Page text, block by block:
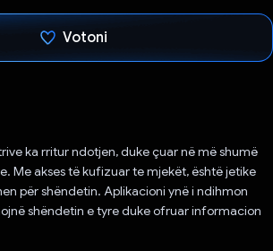
Votoni
ka rritur ndotjen, duke çuar në më shumë
Me akses të kufizuar te mjekët, është jetike
për shëndetin. Aplikacioni ynë i ndihmon
shëndetin e tyre duke ofruar informacion